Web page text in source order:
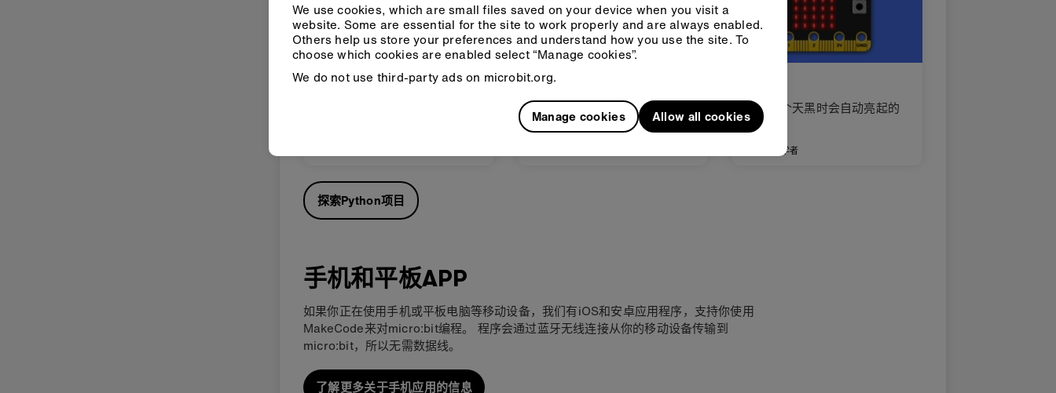
活动选择器 倾斜报警器
制作一个无线控制的警报器。
制作一个天黑时会自动亮起的
灯。
初学者
探索Python项目
手机和平板APP
如果你正在使用手机或平板电脑等移动设备，我们有iOS和安卓应用程序，支持你使用
MakeCode来对micro:bit编程。 程序会通过蓝牙无线连接从你的移动设备传输到
micro:bit，所以无需数据线。
了解更多关于手机应用的信息
We use cookies, which are small files saved on your device when you visit a
website. Some are essential for the site to work properly and are always enabled.
Others help us store your preferences and understand how you use the site. To
choose which cookies are enabled select “Manage cookies”.
We do not use third-party ads on microbit.org.
Manage cookies Allow all cookies